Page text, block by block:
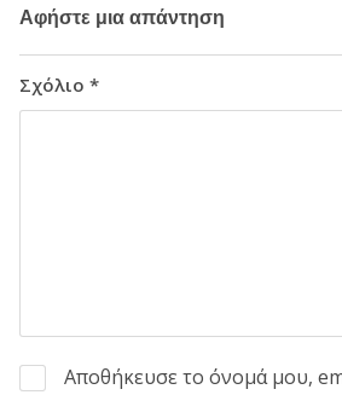
Αφήστε μια απάντηση
Σχόλιο *
Αποθήκευσε το όνομά μου,